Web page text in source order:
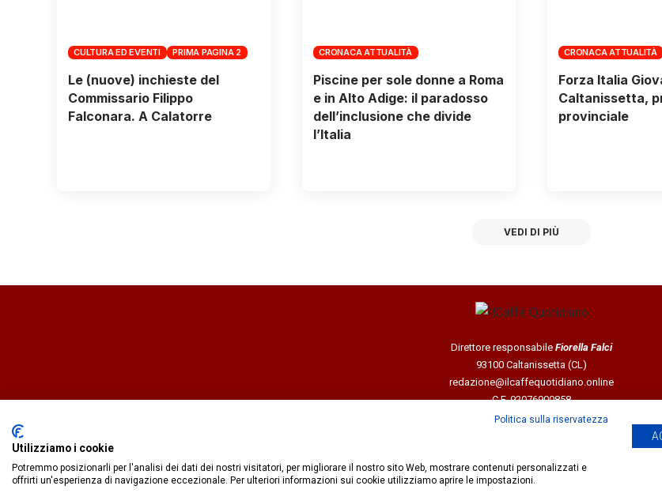
CULTURA ED EVENTI PRIMA PAGINA 2
Le (nuove) inchieste del
Commissario Filippo
Falconara. A Calatorre
CRONACA ATTUALITÀ
Piscine per sole donne a Roma
e in Alto Adige: il paradosso
dell’inclusione che divide
l’Italia
CRONACA ATTUALITÀ
Forza Italia
Caltanissetta,
provinciale
VEDI DI PIÙ
Direttore responsabile Fiorella Falci
93100 Caltanissetta (CL)
redazione@ilcaffequotidiano.online
C.F. 92076900858
Chi siamo
IlCaffèQuotidiano.online è una testata giornalistica registrata presso il Tribunale di Caltanissetta n.02/
Politica sulla riservatezza
Utilizziamo i cookie
Potremmo posizionarli per l'analisi dei dati dei nostri visitatori, per migliorare il nostro sito Web, mostrare contenuti personalizzati e
offrirti un'esperienza di navigazione eccezionale. Per ulteriori informazioni sui cookie utilizziamo aprire le impostazioni.